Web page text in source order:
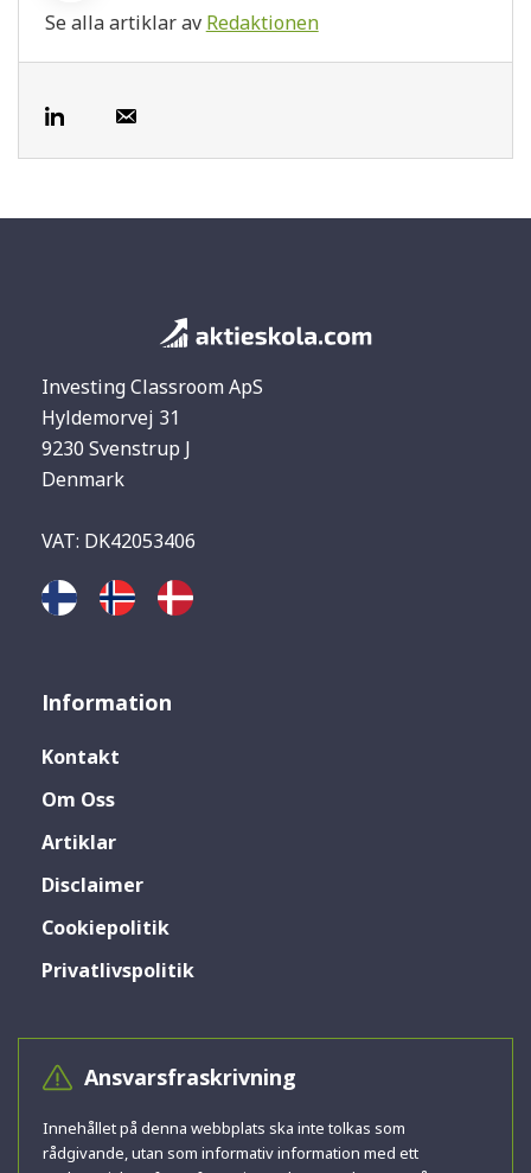
Se alla artiklar av Redaktionen
Investing Classroom ApS
Hyldemorvej 31
9230 Svenstrup J
Denmark
VAT: DK42053406
Information
Kontakt
Om Oss
Artiklar
Disclaimer
Cookiepolitik
Privatlivspolitik
Ansvarsfraskrivning
Innehållet på denna webbplats ska inte tolkas som
rådgivande, utan som informativ information med ett